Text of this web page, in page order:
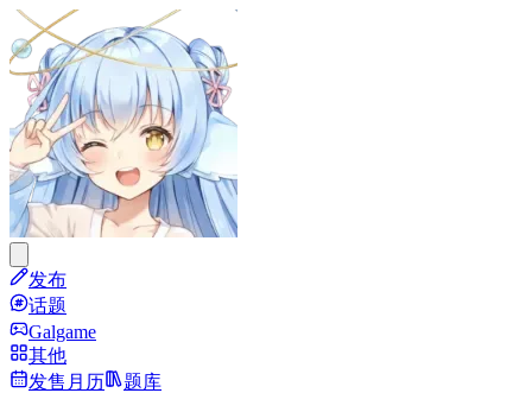
发布
话题
Galgame
其他
发售月历
题库